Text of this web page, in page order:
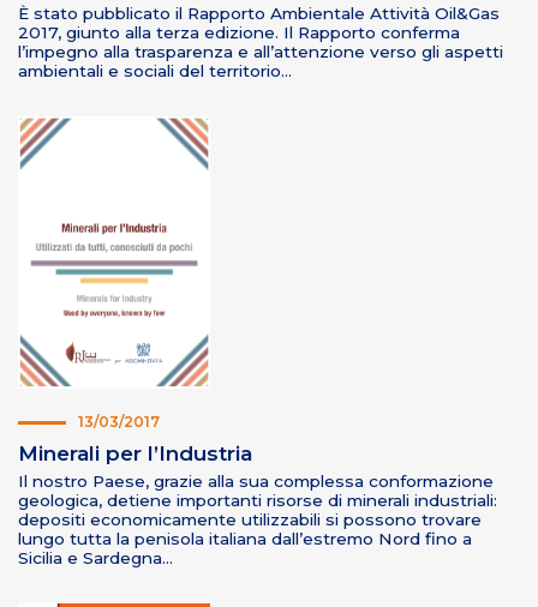
È stato pubblicato il Rapporto Ambientale Attività Oil&Gas
2017, giunto alla terza edizione. Il Rapporto conferma
l’impegno alla trasparenza e all’attenzione verso gli aspetti
ambientali e sociali del territorio…
13/03/2017
Minerali per l’Industria
Il nostro Paese, grazie alla sua complessa conformazione
geologica, detiene importanti risorse di minerali industriali:
depositi economicamente utilizzabili si possono trovare
lungo tutta la penisola italiana dall’estremo Nord fino a
Sicilia e Sardegna…